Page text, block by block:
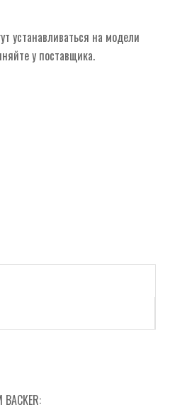
устанавливаться на модели
у поставщика.